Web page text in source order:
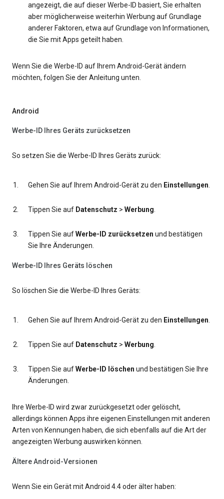
angezeigt, die auf dieser Werbe-ID basiert, Sie erhalten
aber möglicherweise weiterhin Werbung auf Grundlage
anderer Faktoren, etwa auf Grundlage von Informationen,
die Sie mit Apps geteilt haben.
Wenn Sie die Werbe-ID auf Ihrem Android-Gerät ändern
möchten, folgen Sie der Anleitung unten.
Android
Werbe-ID Ihres Geräts zurücksetzen
So setzen Sie die Werbe-ID Ihres Geräts zurück:
Gehen Sie auf Ihrem Android-Gerät zu den Einstellungen.
Tippen Sie auf Datenschutz > Werbung.
Tippen Sie aufWerbe-ID zurücksetzen und bestätigen
Sie Ihre Änderungen.
Werbe-ID Ihres Geräts löschen
So löschen Sie die Werbe-ID Ihres Geräts:
Gehen Sie auf Ihrem Android-Gerät zu den Einstellungen.
Tippen Sie auf Datenschutz > Werbung.
Tippen Sie aufWerbe-ID löschen und bestätigen Sie Ihre
Änderungen.
Ihre Werbe-ID wird zwar zurückgesetzt oder gelöscht,
allerdings können Apps ihre eigenen Einstellungen mit anderen
Arten von Kennungen haben, die sich ebenfalls auf die Art der
angezeigten Werbung auswirken können.
Ältere Android-Versionen
Wenn Sie ein Gerät mit Android 4.4 oder älter haben: